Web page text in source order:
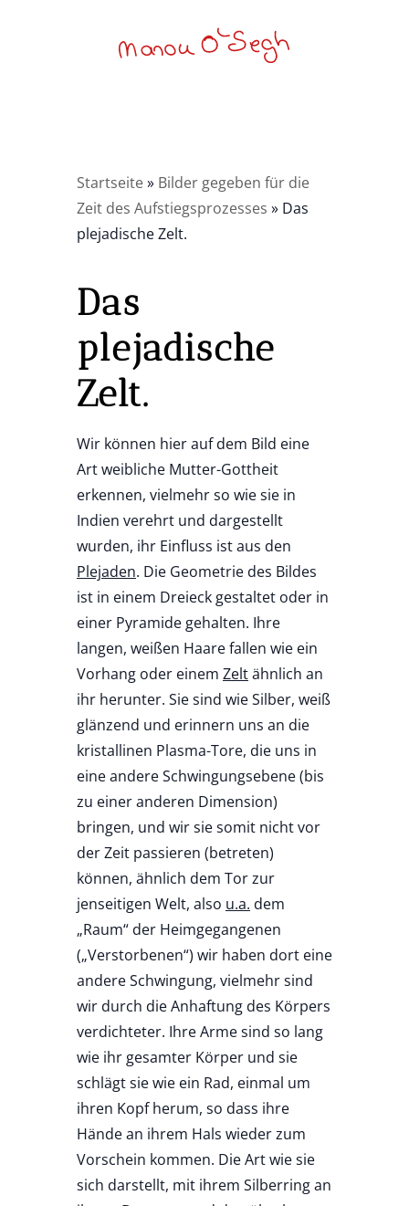
Startseite» Bilder gegeben für die
Zeit des Aufstiegsprozesses » Das
plejadische Zelt.
Das
plejadische
Zelt.
Wir können hier auf dem Bild eine
Art weibliche Mutter-Gottheit
erkennen, vielmehr so wie sie in
Indien verehrt und dargestellt
wurden, ihr Einfluss ist aus den
Plejaden. Die Geometrie des Bildes
ist in einem Dreieck gestaltet oder in
einer Pyramide gehalten. Ihre
langen, weißen Haare fallen wie ein
Vorhang oder einem Zeltähnlich an
ihr herunter. Sie sind wie Silber, weiß
glänzend und erinnern uns an die
kristallinen Plasma-Tore, die uns in
eine andere Schwingungsebene (bis
zu einer anderen Dimension)
bringen, und wir sie somit nicht vor
der Zeit passieren (betreten)
können, ähnlich dem Tor zur
jenseitigen Welt, also u.a. dem
„Raum“ der Heimgegangenen
(„Verstorbenen“) wir haben dort eine
andere Schwingung, vielmehr sind
wir durch die Anhaftung des Körpers
verdichteter. Ihre Arme sind so lang
wie ihr gesamter Körper und sie
schlägt sie wie ein Rad, einmal um
ihren Kopf herum, so dass ihre
Hände an ihrem Hals wieder zum
Vorschein kommen. Die Art wie sie
sich darstellt, mit ihrem Silberring an